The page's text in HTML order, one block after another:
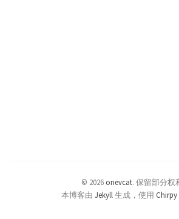
© 2026 onevcat. 保留部分权
本博客由 Jekyll 生成，使用 Chirpy